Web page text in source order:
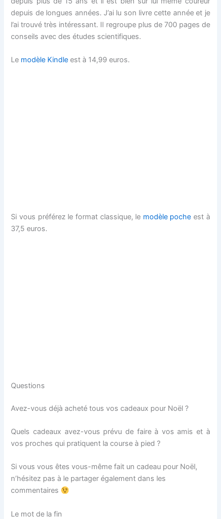
depuis de longues années. J’ai lu son livre cette année et je
l’ai trouvé très intéressant. Il regroupe plus de 700 pages de
conseils avec des études scientifiques.
Le modèle Kindle est à 14,99 euros.
Si vous préférez le format classique, le modèle poche est à
37,5 euros.
Questions
Avez-vous déjà acheté tous vos cadeaux pour Noël ?
Quels cadeaux avez-vous prévu de faire à vos amis et à
vos proches qui pratiquent la course à pied ?
Si vous vous êtes vous-même fait un cadeau pour Noël,
n’hésitez pas à le partager également dans les
commentaires
Le mot de la fin